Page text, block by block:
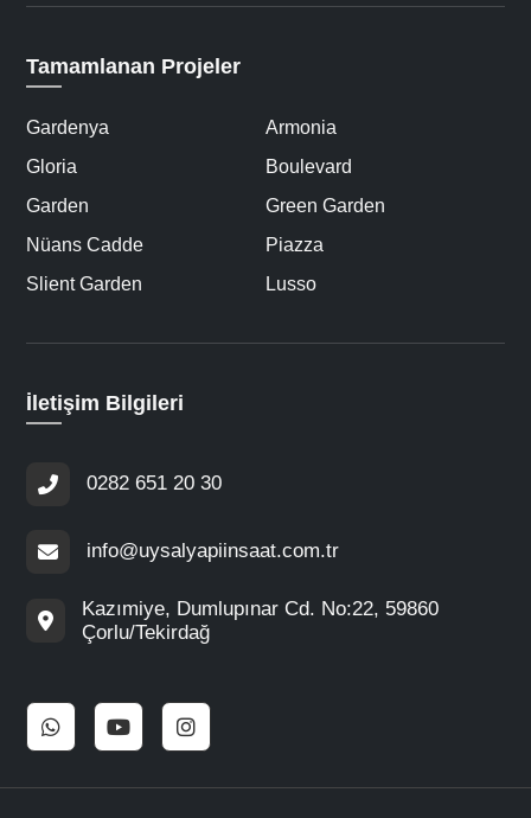
Tamamlanan Projeler
Gardenya
Armonia
Gloria
Boulevard
Garden
Green Garden
Nüans Cadde
Piazza
Slient Garden
Lusso
İletişim Bilgileri
0282 651 20 30
info@uysalyapiinsaat.com.tr
Kazımiye, Dumlupınar Cd. No:22, 59860
Çorlu/Tekirdağ